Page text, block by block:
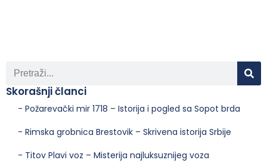
Skorašnji članci
- Požarevački mir 1718 – Istorija i pogled sa Sopot brda
- Rimska grobnica Brestovik – Skrivena istorija Srbije
- Titov Plavi voz – Misterija najluksuznijeg voza